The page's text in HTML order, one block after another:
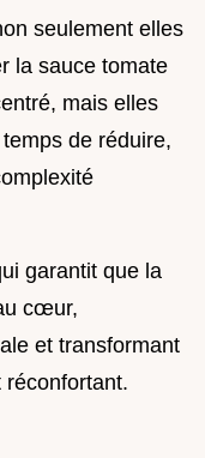
seulement elles
la sauce tomate
mais elles
de réduire,
garantit que la
cœur,
et transformant